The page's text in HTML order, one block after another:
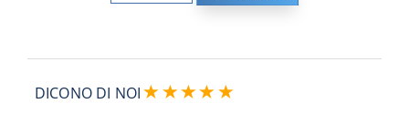
DICONO DI NOI